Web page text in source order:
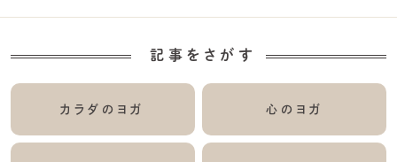
記事をさがす
カラダのヨガ 心のヨガ